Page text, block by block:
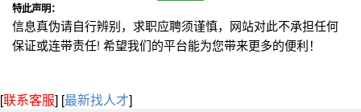
特此声明：
信息真伪请自行辨别，求职应聘须谨慎，网站对此不承担任何
保证或连带责任! 希望我们的平台能为您带来更多的便利！
[联系客服] [最新找人才]